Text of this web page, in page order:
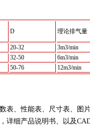
D 理论排气量
20-32 3m3/min
32-50 6m3/min
50-76 12m3/min
表、性能表、尺寸表、图
详细产品说明书、以及